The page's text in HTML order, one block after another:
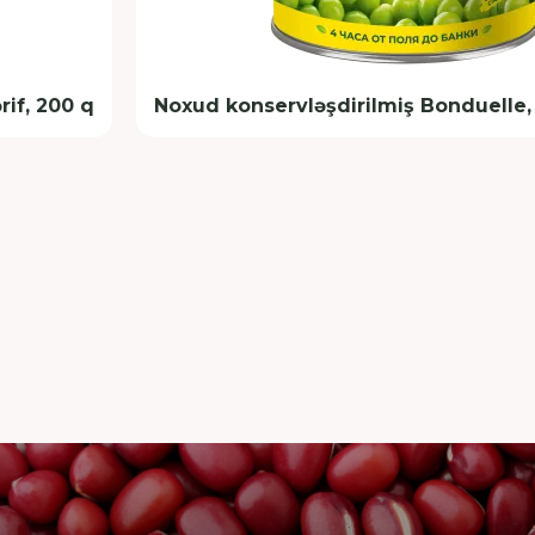
200 q Noxud konservləşdirilmiş